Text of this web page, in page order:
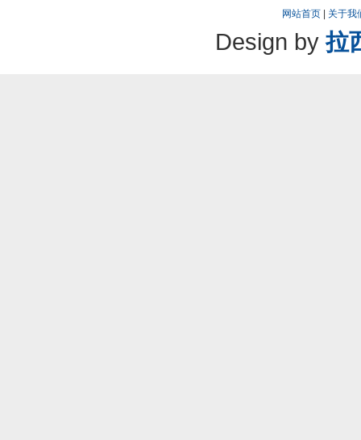
网站首页| 关于我
Design by拉